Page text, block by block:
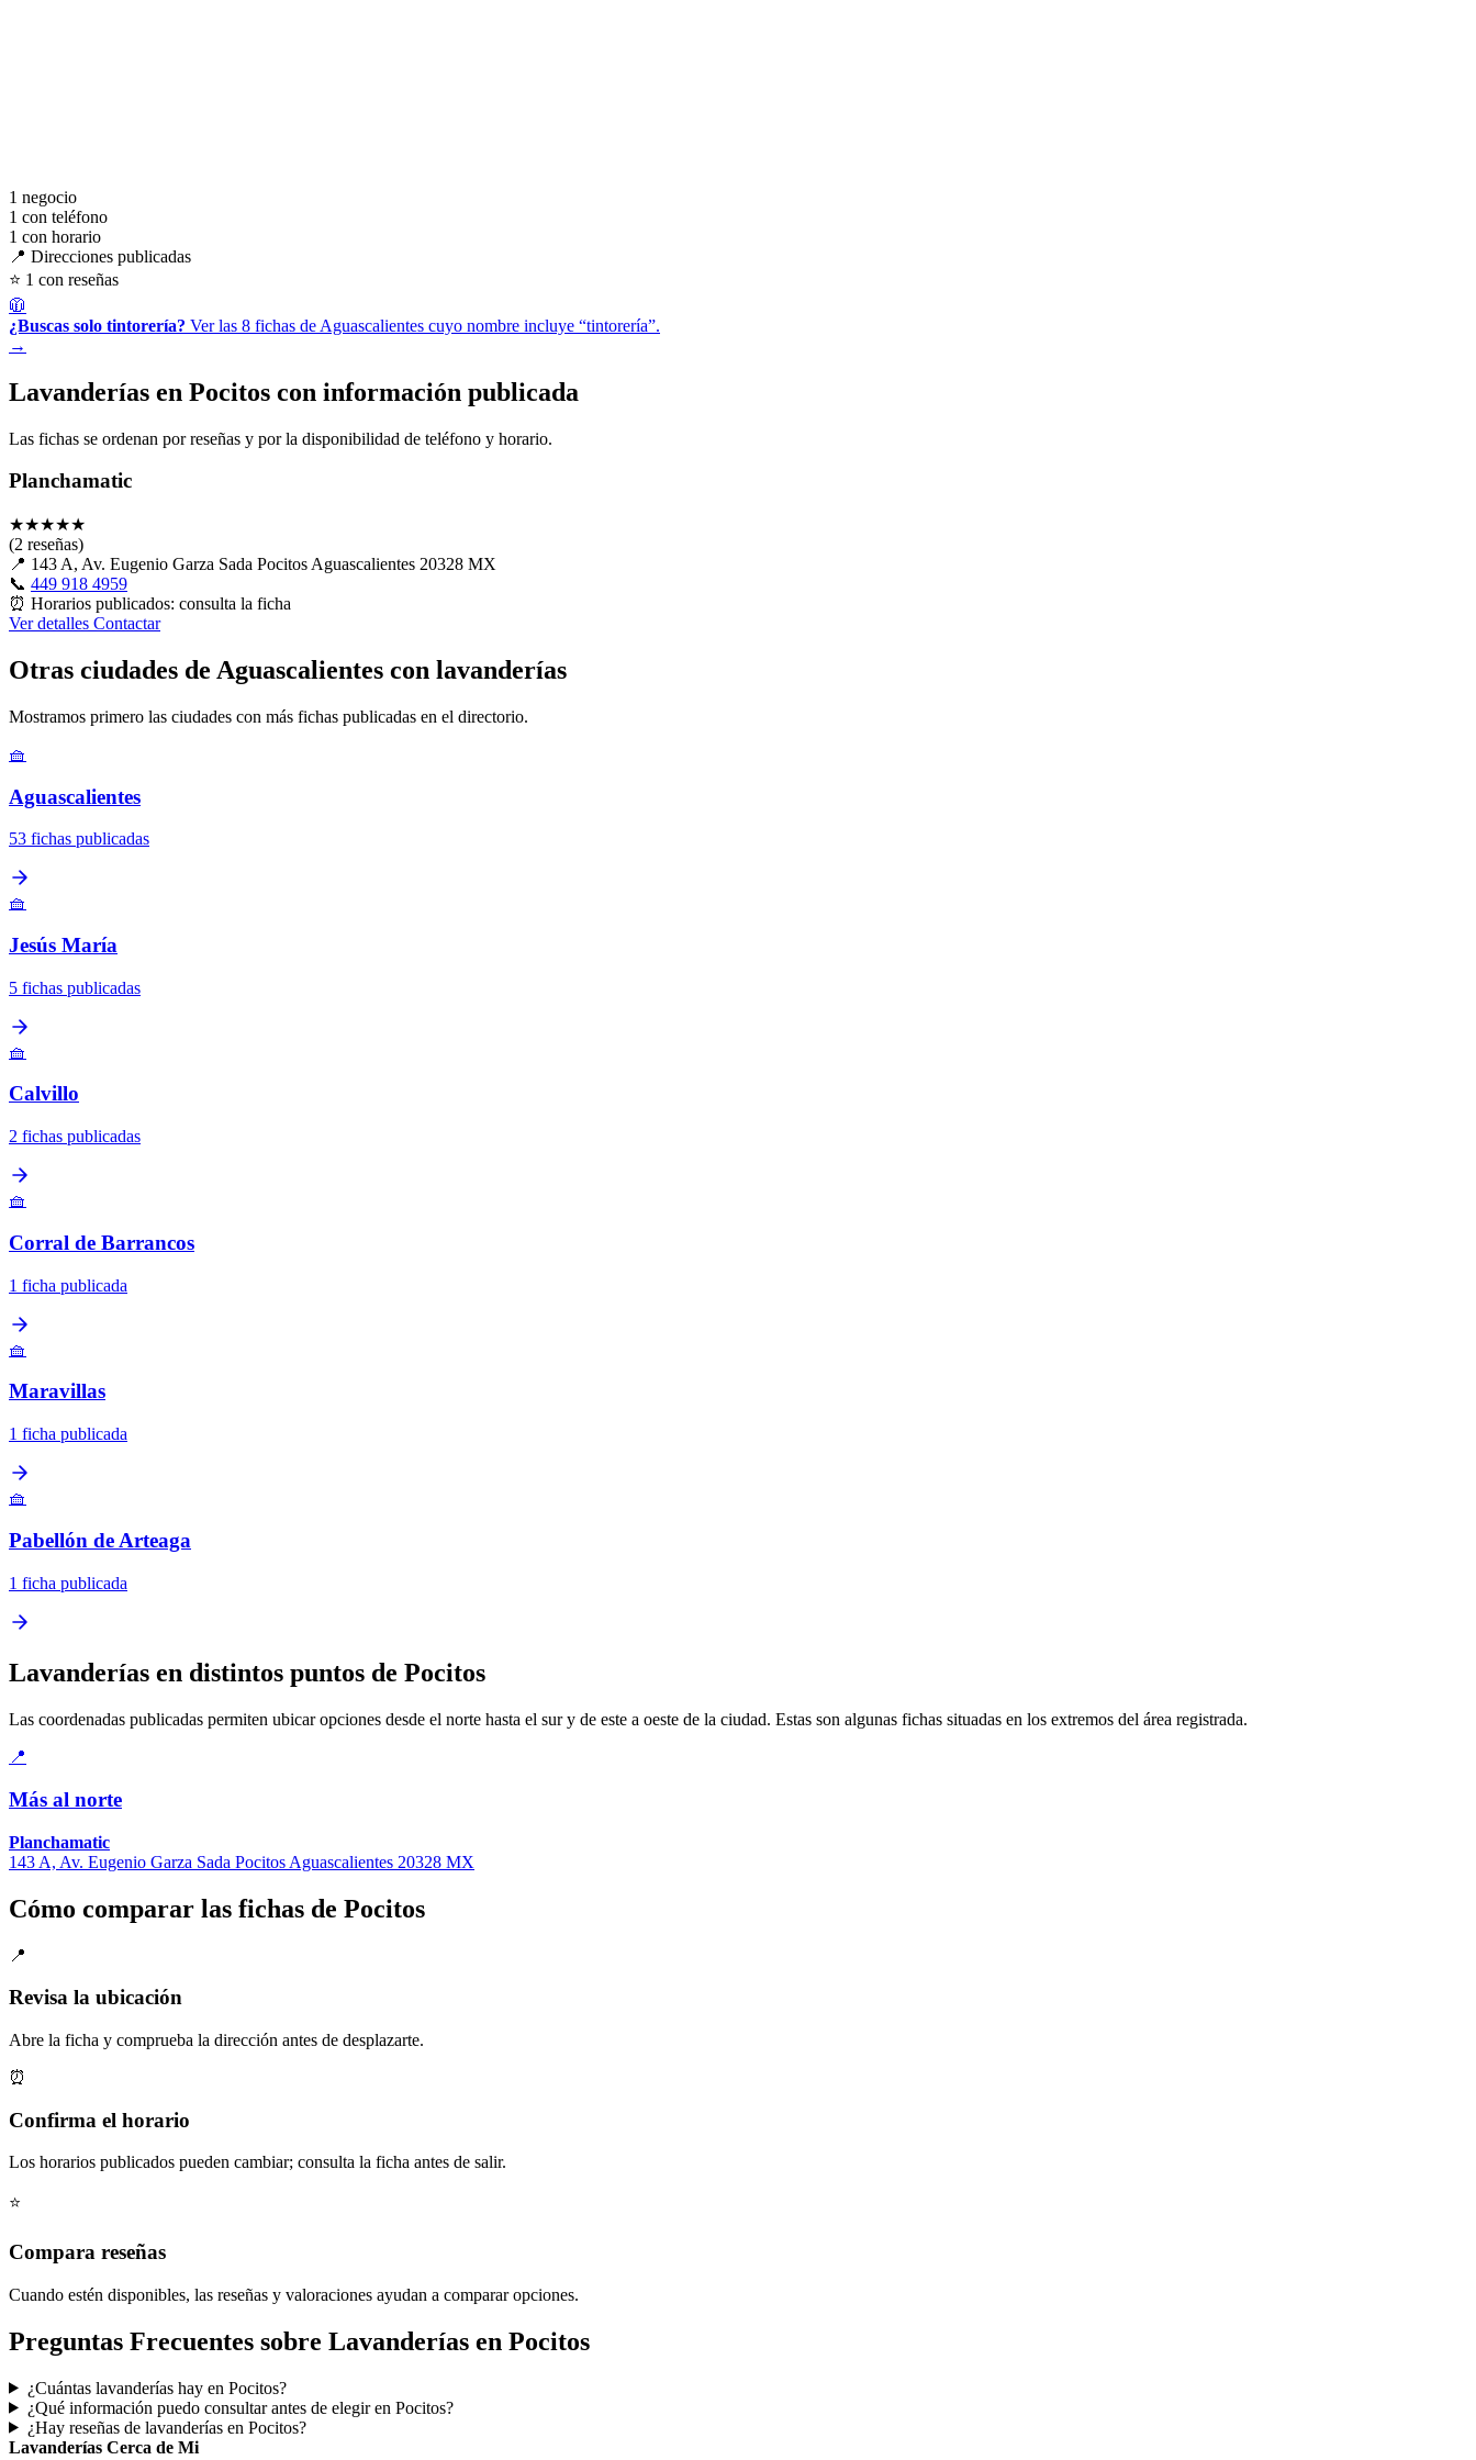
1 negocio
1 con teléfono
1 con horario
📍 Direcciones publicadas
⭐ 1 con reseñas
🧥
¿Buscas solo tintorería? Ver las 8 fichas de Aguascalientes cuyo nombre incluye “tintorería”.
→
Lavanderías en Pocitos con información publicada
Las fichas se ordenan por reseñas y por la disponibilidad de teléfono y horario.
Planchamatic
★★★★★
(2 reseñas)
📍 143 A, Av. Eugenio Garza Sada Pocitos Aguascalientes 20328 MX
📞 449 918 4959
⏰ Horarios publicados: consulta la ficha
Ver detalles Contactar
Otras ciudades de Aguascalientes con lavanderías
Mostramos primero las ciudades con más fichas publicadas en el directorio.
🧺
Aguascalientes
53 fichas publicadas
🧺
Jesús María
5 fichas publicadas
🧺
Calvillo
2 fichas publicadas
🧺
Corral de Barrancos
1 ficha publicada
🧺
Maravillas
1 ficha publicada
🧺
Pabellón de Arteaga
1 ficha publicada
Lavanderías en distintos puntos de Pocitos
Las coordenadas publicadas permiten ubicar opciones desde el norte hasta el sur y de este a oeste de la ciudad. Estas son algunas fichas situadas en los extremos del área registrada.
📍
Más al norte
Planchamatic
143 A, Av. Eugenio Garza Sada Pocitos Aguascalientes 20328 MX
Cómo comparar las fichas de Pocitos
📍
Revisa la ubicación
Abre la ficha y comprueba la dirección antes de desplazarte.
⏰
Confirma el horario
Los horarios publicados pueden cambiar; consulta la ficha antes de salir.
⭐
Compara reseñas
Cuando estén disponibles, las reseñas y valoraciones ayudan a comparar opciones.
Preguntas Frecuentes sobre Lavanderías en Pocitos
¿Cuántas lavanderías hay en Pocitos?
¿Qué información puedo consultar antes de elegir en Pocitos?
¿Hay reseñas de lavanderías en Pocitos?
Lavanderías Cerca de Mi